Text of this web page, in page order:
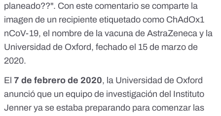
planeado??". Con este comentario se comparte la
imagen de un recipiente etiquetado como ChAdOx1
nCoV-19, el nombre de la vacuna de AstraZeneca y la
Universidad de Oxford, fechado el 15 de marzo de
2020.
El 7 de febrero de 2020, la Universidad de Oxford
anunció que un equipo de investigación del Instituto
Jenner ya se estaba preparando para comenzar las